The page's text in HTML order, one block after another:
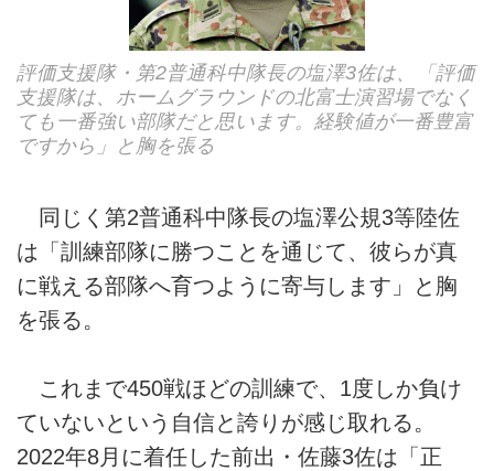
評価支援隊・第2普通科中隊長の塩澤3佐は、「評価
支援隊は、ホームグラウンドの北富士演習場でなく
ても一番強い部隊だと思います。経験値が一番豊富
ですから」と胸を張る
同じく第2普通科中隊長の塩澤公規3等陸佐
は「訓練部隊に勝つことを通じて、彼らが真
に戦える部隊へ育つように寄与します」と胸
を張る。
これまで450戦ほどの訓練で、1度しか負け
ていないという自信と誇りが感じ取れる。
2022年8月に着任した前出・佐藤3佐は「正